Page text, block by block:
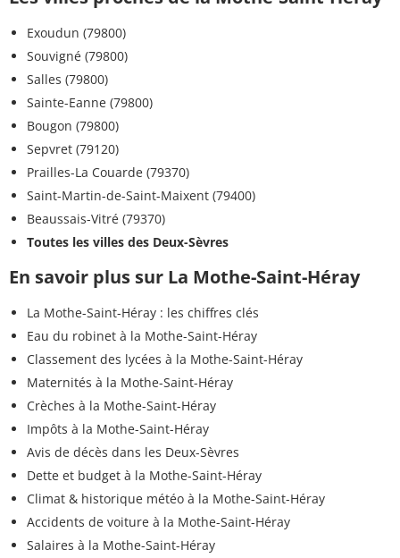
Exoudun (79800)
Souvigné (79800)
Salles (79800)
Sainte-Eanne (79800)
Bougon (79800)
Sepvret (79120)
Prailles-La Couarde (79370)
Saint-Martin-de-Saint-Maixent (79400)
Beaussais-Vitré (79370)
Toutes les villes des Deux-Sèvres
En savoir plus sur La Mothe-Saint-Héray
La Mothe-Saint-Héray : les chiffres clés
Eau du robinet à la Mothe-Saint-Héray
Classement des lycées à la Mothe-Saint-Héray
Maternités à la Mothe-Saint-Héray
Crèches à la Mothe-Saint-Héray
Impôts à la Mothe-Saint-Héray
Avis de décès dans les Deux-Sèvres
Dette et budget à la Mothe-Saint-Héray
Climat & historique météo à la Mothe-Saint-Héray
Accidents de voiture à la Mothe-Saint-Héray
Salaires à la Mothe-Saint-Héray